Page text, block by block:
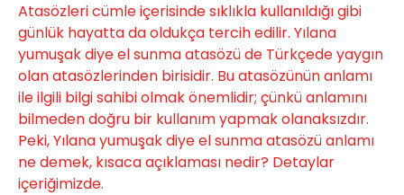
Atasözleri cümle içerisinde sıklıkla kullanıldığı gibi
günlük hayatta da oldukça tercih edilir. Yılana
yumuşak diye el sunma atasözü de Türkçede yaygın
olan atasözlerinden birisidir. Bu atasözünün anlamı
ile ilgili bilgi sahibi olmak önemlidir; çünkü anlamını
bilmeden doğru bir kullanım yapmak olanaksızdır.
Peki, Yılana yumuşak diye el sunma atasözü anlamı
ne demek, kısaca açıklaması nedir? Detaylar
içeriğimizde.